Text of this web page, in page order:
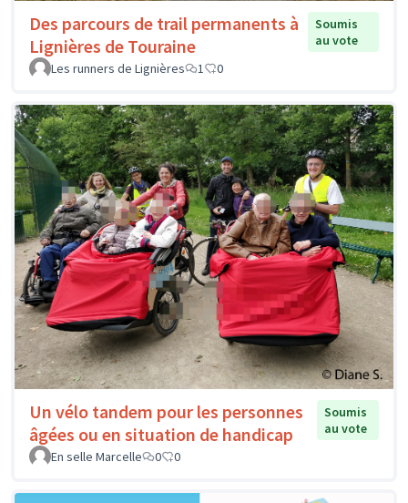
Des parcours de trail permanents à
Lignières de Touraine
Soumis
au vote
Les runners de Lignières
1 0
Un vélo tandem pour les personnes
âgées ou en situation de handicap
Soumis
au vote
En selle Marcelle
0 0